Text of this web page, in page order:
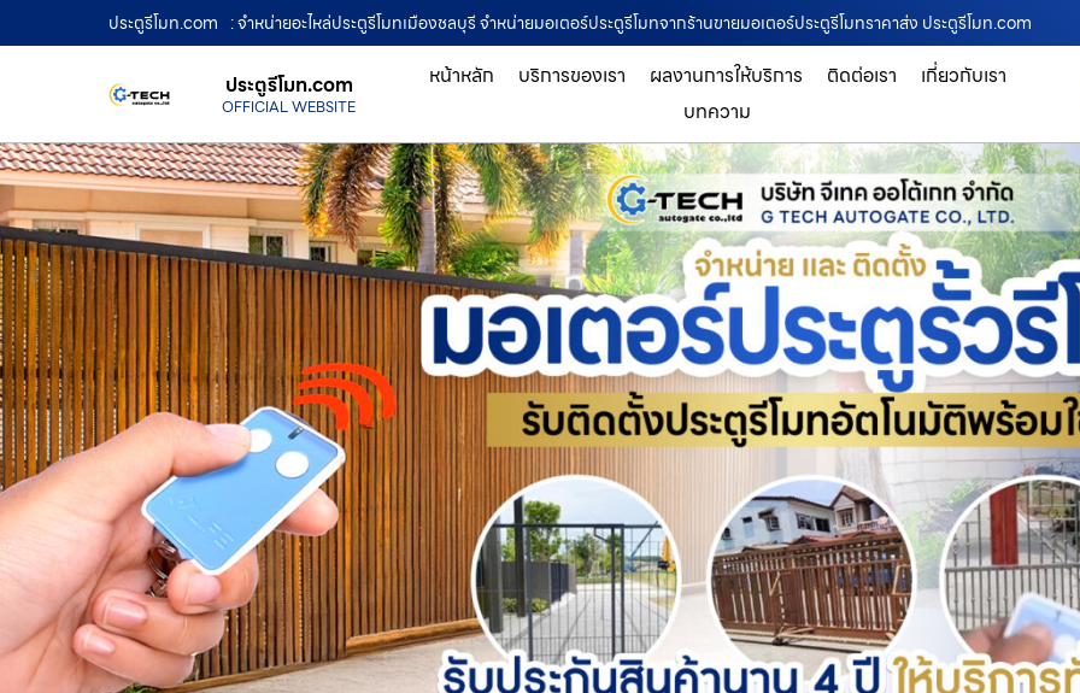
ประตูรีโมท.com : จำหน่ายอะไหล่ประตูรีโมทเมืองชลบุรี จำหน่ายมอเตอร์ประตูรีโมทจากร้านขายมอเตอร์ประตูรีโมทราคาส่ง ประตูรีโมท.com
ประตูรีโมท.com
OFFICIAL WEBSITE
หน้าหลัก บริการของเรา ผลงานการให้บริการ ติดต่อเรา
เกี่ยวกับเรา
บทความ